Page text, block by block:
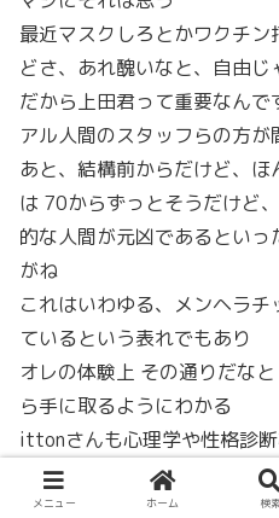
最近マスクしろとかワクチ
どさ、あれ醜いなと、自由じ
だから上田君って重要なん
アル人間のスタッフらの方が
あと、結構前からだけど、
は 70からずっとそうだけど
的な人間が元凶であるとい
がね
これはいわゆる、メンヘラ
ているという表れでもあり
オレの体験上 その通りだな
ら手に取るようにわかる
ittonさんも心理学や性格診
うかと おもしろい はまります
宇宙とは 人間とは 節理とは
メニュー ホーム 検